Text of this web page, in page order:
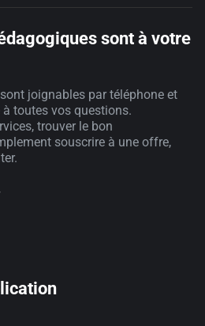
sont à votre
joignables par téléphone et
toutes vos questions.
trouver le bon
souscrire à une offre,